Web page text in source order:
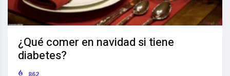
¿Qué comer en navidad si tiene
diabetes?
862